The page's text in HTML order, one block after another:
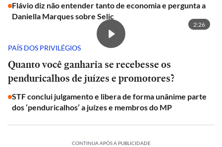
Flávio diz não entender tanto de economia e pergunta a
Daniella Marques sobre Selic
2:26
PAÍS DOS PRIVILÉGIOS
Quanto você ganharia se recebesse os
penduricalhos de juízes e promotores?
STF conclui julgamento e libera de forma unânime parte
dos ‘penduricalhos’ a juízes e membros do MP
CONTINUA APÓS A PUBLICIDADE